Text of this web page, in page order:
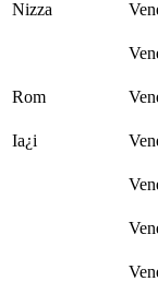
Nizza
Rom
Ia¿i